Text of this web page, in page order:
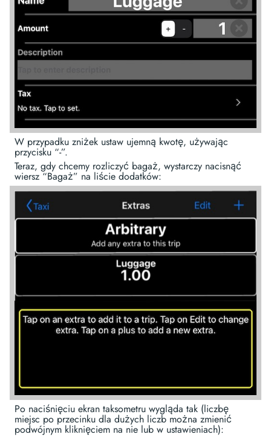
W przypadku zniżek ustaw ujemną kwotę, używając
przycisku “-”.
Teraz, gdy chcemy rozliczyć bagaż, wystarczy nacisnąć
wiersz “Bagaż” na liście dodatków:
Po naciśnięciu ekran taksometru wygląda tak (liczbę
miejsc po przecinku dla dużych liczb można zmienić
podwójnym kliknięciem na nie lub w ustawieniach):